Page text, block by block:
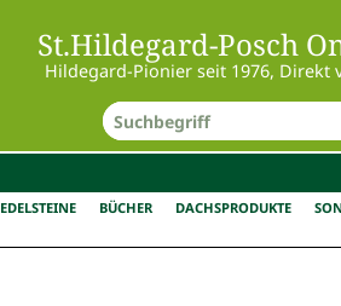
St.Hildegard-Posch
Hildegard-Pionier seit 1976, Direkt
EDELSTEINE BÜCHER DACHSPRODUKTE